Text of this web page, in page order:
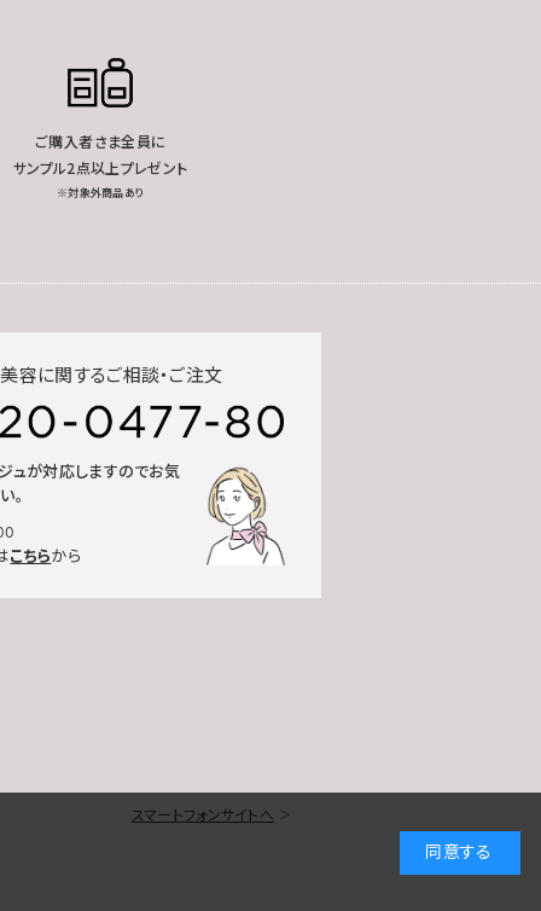
スマートフォンサイトへ
ご購入者さま全員に
サンプル2点以上プレゼント
※対象外商品あり
容に関するご相談・ご注文
ュが対応しますのでお気
。
こちらから
同意する